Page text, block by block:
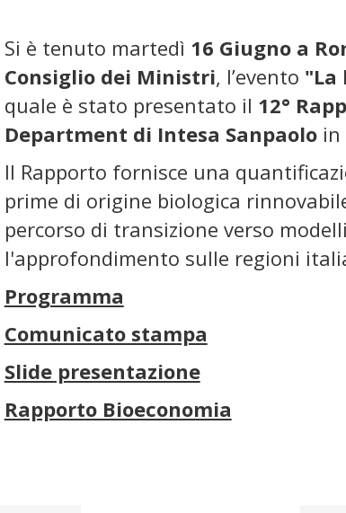
Si è tenuto martedì 16 Giugno a
Consiglio dei Ministri, l’evento "La
quale è stato presentato il 12°
Department di Intesa Sanpaoloin
Il Rapporto fornisce una
prime di origine biologica
percorso di transizione verso
l'approfondimento sulle regioni
Programma
Comunicato stampa
Slide presentazione
Rapporto Bioeconomia